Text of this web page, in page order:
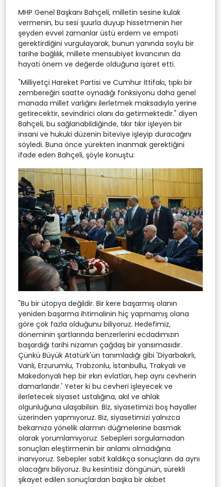
MHP Genel Başkanı Bahçeli, milletin sesine kulak
vermenin, bu sesi şuurla duyup hissetmenin her
şeyden evvel zamanlar üstü erdem ve empati
gerektirdiğini vurgulayarak, bunun yanında soylu bir
tarihe bağlılık, millete mensubiyet kıvancının da
hayati önem ve değerde olduğuna işaret etti.
"Milliyetçi Hareket Partisi ve Cumhur İttifakı, tıpkı bir
zembereğin saatte oynadığı fonksiyonu daha genel
manada millet varlığını ilerletmek maksadıyla yerine
getirecektir, sevindirici olanı da getirmektedir." diyen
Bahçeli, bu sağlanabildiğinde, tıkır tıkır işleyen bir
insani ve hukuki düzenin biteviye işleyip duracağını
söyledi. Buna önce yürekten inanmak gerektiğini
ifade eden Bahçeli, şöyle konuştu:
"Bu bir ütopya değildir. Bir kere başarmış olanın
yeniden başarma ihtimalinin hiç yapmamış olana
göre çok fazla olduğunu biliyoruz. Hedefimiz,
döneminin şartlarında benzerlerini ecdadımızın
başardığı tarihi nizamın çağdaş bir yansımasıdır.
Çünkü Büyük Atatürk'ün tanımladığı gibi 'Diyarbakırlı,
Vanlı, Erzurumlu, Trabzonlu, İstanbullu, Trakyalı ve
Makedonyalı hep bir ırkın evlatları, hep aynı cevherin
damarlarıdır.' Yeter ki bu cevheri işleyecek ve
ilerletecek siyaset ustalığına, akıl ve ahlak
olgunluğuna ulaşabilsin. Biz, siyasetimizi boş hayaller
üzerinden yapmıyoruz. Biz, siyasetimizi yalnızca
bekamıza yönelik alarmın düğmelerine basmak
olarak yorumlamıyoruz. Sebepleri sorgulamadan
sonuçları eleştirmenin bir anlamı olmadığına
inanıyoruz. Sebepler sabit kaldıkça sonuçların da aynı
olacağını biliyoruz. Bu kesintisiz döngünün, sürekli
şikayet edilen sonuçlardan başka bir akıbet